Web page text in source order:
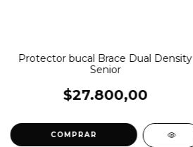
Protector bucal Brace Dual Density
Senior
$27.800,00
COMPRAR